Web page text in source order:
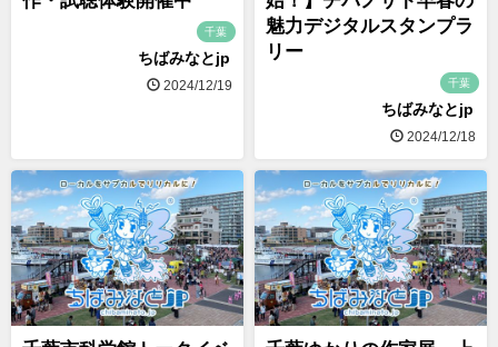
千葉
ちばみなとjp
2024/12/19
魅力デジタルスタンプラ
リー
千葉
ちばみなとjp
2024/12/18